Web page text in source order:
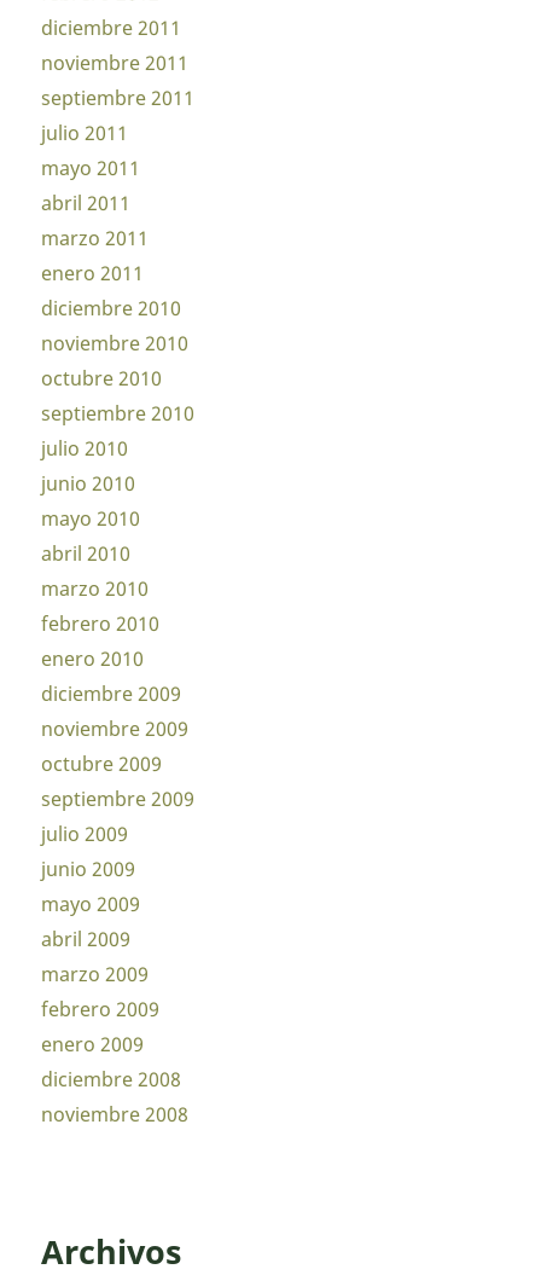
diciembre 2011
noviembre 2011
septiembre 2011
julio 2011
mayo 2011
abril 2011
marzo 2011
enero 2011
diciembre 2010
noviembre 2010
octubre 2010
septiembre 2010
julio 2010
junio 2010
mayo 2010
abril 2010
marzo 2010
febrero 2010
enero 2010
diciembre 2009
noviembre 2009
octubre 2009
septiembre 2009
julio 2009
junio 2009
mayo 2009
abril 2009
marzo 2009
febrero 2009
enero 2009
diciembre 2008
noviembre 2008
Archivos